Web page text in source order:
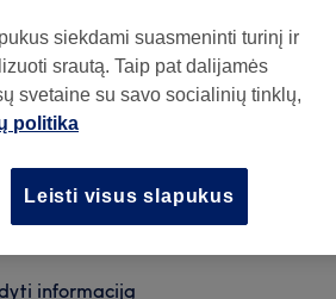
masažas
informaciją
siekdami suasmeninti turinį ir
srautą. Taip pat dalijamės
svetaine su savo socialinių tinklų,
politika
Leisti visus slapukus